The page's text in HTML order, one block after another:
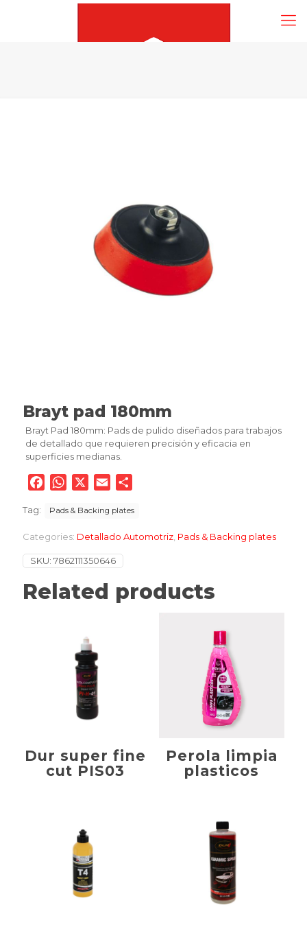
Brayt pad 180mm
Brayt Pad 180mm: Pads de pulido diseñados para trabajos
de detallado que requieren precisión y eficacia en
superficies medianas.
Facebook
WhatsAppEmail
Tag: Pads & Backing plates
Categories: Detallado Automotriz Pads & Backing plates
SKU: 7862111350646
Related products
Dur super fine
cut PIS03
Perola limpia
plasticos